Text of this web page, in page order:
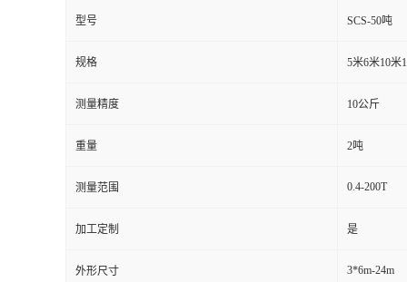
型号 SCS-50吨
规格 5米6米10米
测量精度 10公斤
重量 2吨
测量范围 0.4-200T
加工定制 是
外形尺寸 3*6m-24m